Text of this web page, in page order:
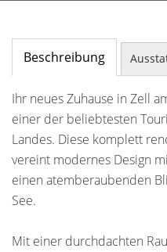
Beschreibung
Ihr neues Zuhause in Zell
einer der beliebtesten
Landes. Diese komplett
vereint modernes Design
einen atemberaubenden
See.
Mit einer durchdachten